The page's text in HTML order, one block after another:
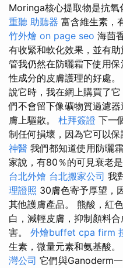
Moringa核心提取物是抗氧
重聽 助聽器 富含維生素，
竹外燴 on page seo 海茴
有收緊和軟化效果，並有助
管我仍然在防曬霜下使用
性成分的皮膚護理的好處。
說它時，我在網上購買了
們不會留下像礦物質過濾
膚上驅散。 杜拜簽證 下一
制任何損壞，因為它可以保
神醫 我們都知道使用防曬
家說，有80％的可見衰老
台北外燴 台北搬家公司 我
理證照 30膚色寄予厚望，
其他護膚產品。 熊酸，紅
白，減輕皮膚，抑制顏料
害。 外燴buffet cpa firm
生素，微量元素和氨基酸。
灣公司 它們與Ganoderm